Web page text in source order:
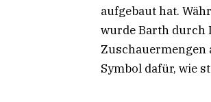
aufgebaut hat.
wurde Barth durch
Zuschauermengen
Symbol dafür, wie